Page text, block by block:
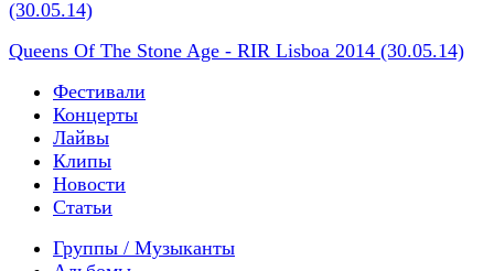
Queens Of The Stone Age - RIR Lisboa 2014 (30.05.14)
Фестивали
Концерты
Лайвы
Клипы
Новости
Статьи
Группы / Музыканты